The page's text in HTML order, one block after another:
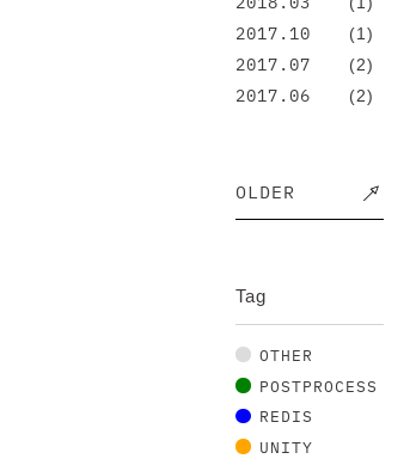
2018.03
2017.10 (1)
2017.07 (2)
2017.06 (2)
OLDER
Tag
OTHER
POSTPROCESS
REDIS
UNITY